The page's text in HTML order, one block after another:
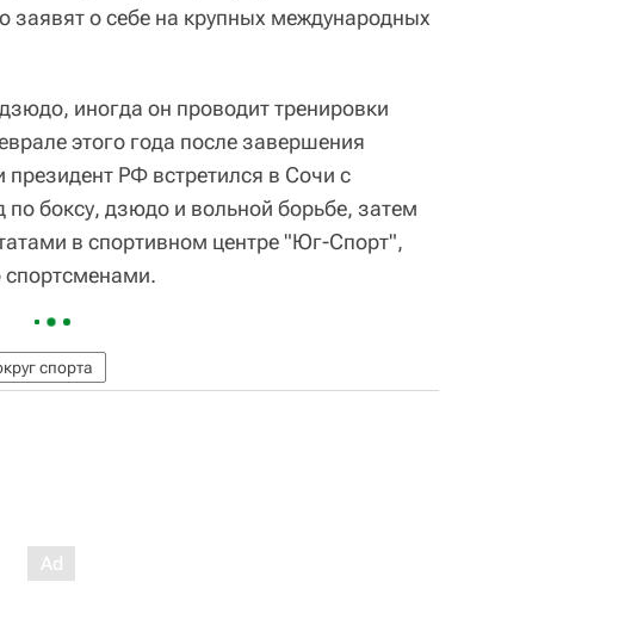
заявят о себе на крупных международных
иногда он проводит тренировки
этого года после завершения
РФ встретился в Сочи с
боксу, дзюдо и вольной борьбе, затем
в спортивном центре "Юг-Спорт",
спортсменами.
спорта